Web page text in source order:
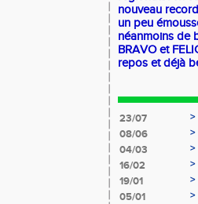
nouveau
un peu
néanmoins de
BRAVO et
repos et déjà
23/07 >
08/06
>
04/03
>
16/02
>
19/01
>
05/01
>